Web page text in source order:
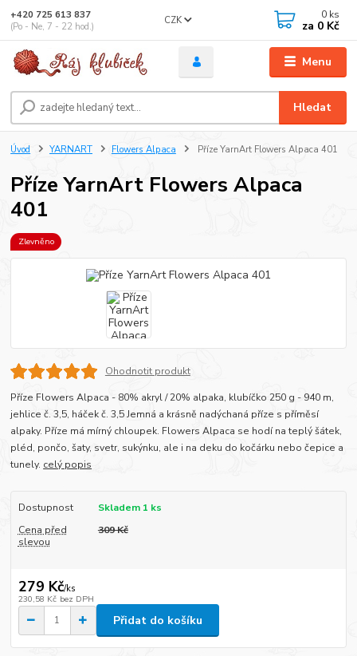
Menu
CZK
Hledat
+420 725 613 837
(Po - Ne, 7 - 22 hod.)
0 ks
za 0 Kč
Úvod YARNART Flowers Alpaca Příze YarnArt Flowers Alpaca 401
Příze YarnArt Flowers Alpaca
401
Zlevněno
Ohodnotit produkt
Příze Flowers Alpaca - 80% akryl / 20% alpaka, klubíčko 250 g - 940 m,
jehlice č. 3,5, háček č. 3,5 Jemná a krásně nadýchaná příze s příměsí
alpaky. Příze má mírný chloupek. Flowers Alpaca se hodí na teplý šátek,
pléd, pončo, šaty, svetr, sukýnku, ale i na deku do kočárku nebo čepice a
tunely. celý popis
Dostupnost
Skladem 1 ks
Cena před
slevou
309 Kč
279 Kč/ks
230,58 Kč bez DPH
Přidat do košíku